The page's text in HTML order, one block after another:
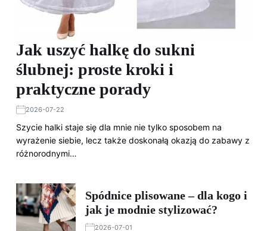
Jak uszyć halkę do sukni
ślubnej: proste kroki i
praktyczne porady
2026-07-22
Szycie halki staje się dla mnie nie tylko sposobem na
wyrażenie siebie, lecz także doskonałą okazją do zabawy z
różnorodnymi…
Spódnice plisowane – dla kogo i
jak je modnie stylizować?
2026-07-01